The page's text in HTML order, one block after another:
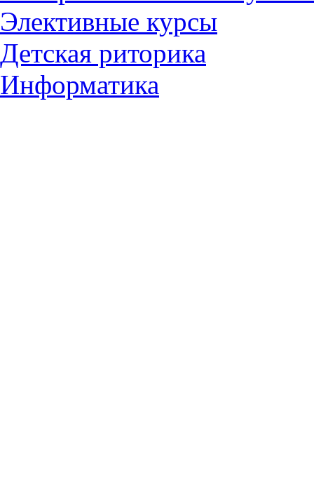
Элективные курсы
Детская риторика
Информатика